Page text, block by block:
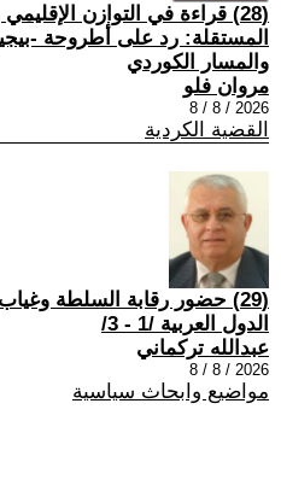
(28) قراءة في التوازن الإقليمي
المستقلة: رد على أطروحة -
والمسار الكوردي
مروان فلو
2026 / 8 / 8
القضية الكردية
(29) حضور رقابة السلطة
الدول العربية /1 - 3/
عبدالله تركماني
2026 / 8 / 8
مواضيع وابحاث سياسية